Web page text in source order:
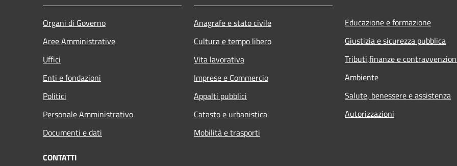
Organi di Governo
Aree Amministrative
Uffici
Enti e fondazioni
Politici
Personale Amministrativo
Documenti e dati
Anagrafe e stato civile
Cultura e tempo libero
Vita lavorativa
Imprese e Commercio
Appalti pubblici
Catasto e urbanistica
Mobilità e trasporti
Educazione e formazione
Giustizia e sicurezza pubblica
Tributi,finanze e
Ambiente
Salute, benessere e assistenza
Autorizzazioni
CONTATTI